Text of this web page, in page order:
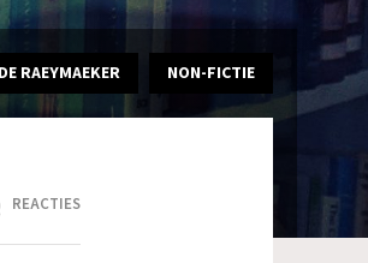
RAEYMAEKER NON-FICTIE
REACTIES